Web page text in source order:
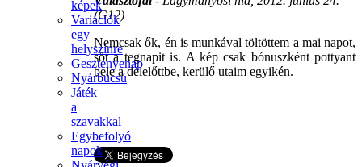
(G12)
Nemcsak ők, én is munkával töltöttem a mai napot,
sőt a tegnapit is. A kép csak bónuszként pottyant
bele a délelőttbe, kerülő utaim egyikén.
képek
Variációk
egy
helyszínre
Gesztenyenap
Nyárbúcsú
Játék
a
szavakkal
Egybefolyó
napok